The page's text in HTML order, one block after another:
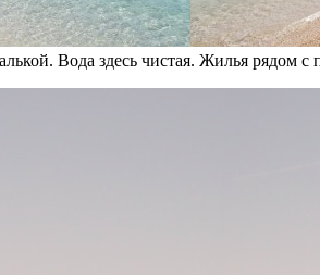
Вода здесь чистая. Жилья рядом